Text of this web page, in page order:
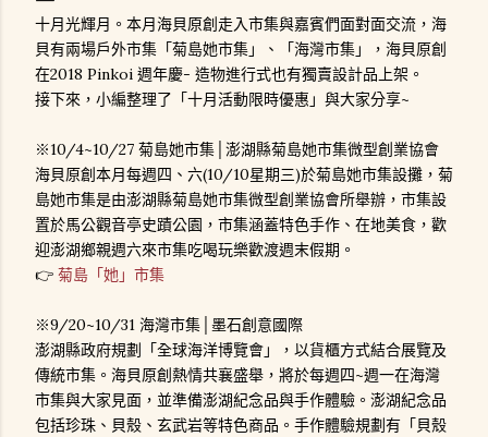
十月光輝月。本月海貝原創走入市集與嘉賓們面對面交流，海
貝有兩場戶外市集「菊島她市集」、「海灣市集」，海貝原創
在2018 Pinkoi 週年慶- 造物進行式也有獨賣設計品上架。
接下來，小編整理了「十月活動限時優惠」與大家分享~
※10/4~10/27 菊島她市集│澎湖縣菊島她市集微型創業協會
海貝原創本月每週四、六(10/10星期三)於菊島她市集設攤，菊
島她市集是由澎湖縣菊島她市集微型創業協會所舉辦，市集設
置於馬公觀音亭史蹟公園，市集涵蓋特色手作、在地美食，歡
迎澎湖鄉親週六來市集吃喝玩樂歡渡週末假期。
👉 菊島「她」市集
※9/20~10/31 海灣市集│墨石創意國際
澎湖縣政府規劃「全球海洋博覽會」，以貨櫃方式結合展覽及
傳統市集。海貝原創熱情共襄盛舉，將於每週四~週一在海灣
市集與大家見面，並準備澎湖紀念品與手作體驗。澎湖紀念品
包括珍珠、貝殼、玄武岩等特色商品。手作體驗規劃有「貝殼